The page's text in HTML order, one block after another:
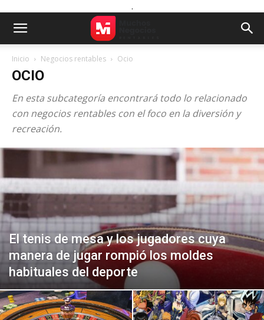
.
Inicio Negocios rentables Ocio
OCIO
En esta subcategoría encontrará todo lo relacionado
con negocios rentables con el foco en la diversión y
recreación.
El tenis de mesa y los jugadores cuya
manera de jugar rompió los moldes
habituales del deporte